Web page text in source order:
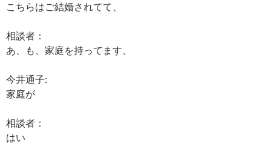
こちらはご結婚されてて、
相談者：
あ、も、家庭を持ってます、
今井通子:
家庭が
相談者：
はい